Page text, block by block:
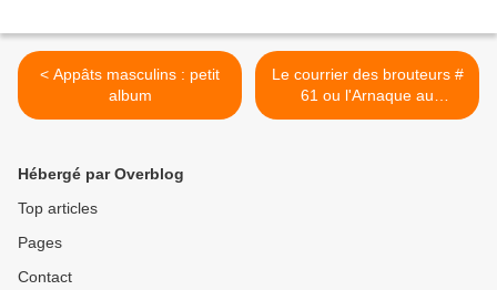
< Appâts masculins : petit
album
Le courrier des brouteurs #
61 ou l'Arnaque au
remboursement >
Hébergé par Overblog
Top articles
Pages
Contact